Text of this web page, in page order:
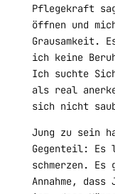
Pflegekraft
öffnen und
Grausamkeit.
ich keine
Ich suchte
als real
sich nicht
Jung zu sein
Gegenteil: Es
schmerzen. Es
Annahme,